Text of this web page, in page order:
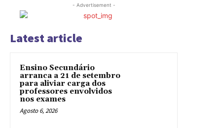
- Advertisement -
Latest article
Ensino Secundário
arranca a 21 de setembro
para aliviar carga dos
professores envolvidos
nos exames
Agosto 6, 2026